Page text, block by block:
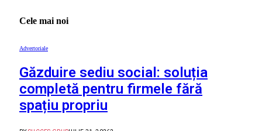
Cele mai noi
Advertoriale
Găzduire sediu social: soluția
completă pentru firmele fără
spațiu propriu